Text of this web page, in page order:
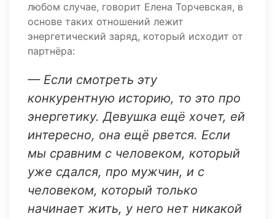
любом случае, говорит Елена Торчевская, в
основе таких отношений лежит
энергетический заряд, который исходит от
партнёра:
— Если смотреть эту
конкурентную историю, то это про
энергетику. Девушка ещё хочет, ей
интересно, она ещё рвется. Если
мы сравним с человеком, который
уже сдался, про мужчин, и с
человеком, который только
начинает жить, у него нет никакой